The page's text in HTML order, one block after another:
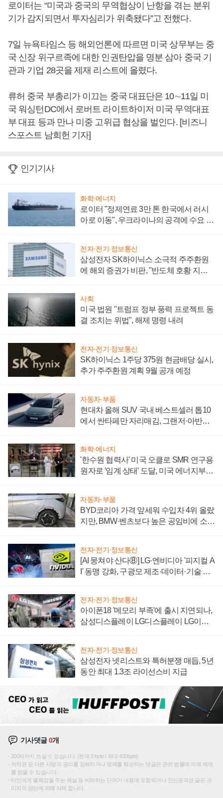
로이터는 “미국과 중국의 무역협상이 난항을 겪는 분위
기가 감지되면서 투자심리가 위축됐다”고 전했다.
7일 뉴욕타임스 등 해외언론에 따르면 미국 상무부는 중
국 신장 위구르족에 대한 인권탄압을 명분 삼아 중국 기
관과 기업 28곳을 제재 리스트에 올렸다.
류허 중국 부총리가 이끄는 중국 대표단은 10∼11일 미
국 워싱턴DC에서 로버트 라이트하이저 미국 무역대표
부 대표 등과 만나 미중 고위급 협상을 벌인다. [비즈니
스포스트 남희헌 기자]
인기기사
화학·에너지
로이터 "정제연료 3만 톤 한국에서 러시
아로 이동", 우크라이나의 공격에 수요 늘
전자·전기·정보통신
삼성전자 SK하이닉스 소극적 주주환원
에 해외 증권가 비판, "반도체 호황 지속
사회
미국 법원 "트럼프 정부 풍력 프로젝트 동
결 조치는 위법", 해제 명령 내려
전자·전기·정보통신
SK하이닉스 1주당 375원 현금배당 실시,
추가 주주환원 계획 9월 공개 예정
자동차·부품
현대차 올해 SUV 국내 베스트셀러 톱10
에서 싼타페만 자리매김, 그랜저·아반떼
화학·에너지
'한수원 협력사' 미국 오클로 SMR 연구용
원자로 '임계 상태' 도달, 미국 에너지부
자동차·부품
BYD코리아 가격 앞세워 수입차 4위 올랐
지만, BMW·벤츠보다 높은 공임비에 소비
전자·전기·정보통신
[AI 뭉쳐야 산다⑧] LG·엔비디아 '피지컬 A
I' 동맹 강화, 구광모 제조·데이터·기술 결
전자·전기·정보통신
아이폰18 '메모리 부족'에 출시 지연되나,
삼성디스플레이 LG디스플레이 LG이노
전자·전기·정보통신
삼성전자 넷리스트와 특허분쟁 매듭, 5년
동안 최대 1.3조 라이선스비 지급
기사댓글0개
200자까지 쓰실 수 있습니다. (현재 0 byte / 최대 400byte)
저작권 등 다른 사람의 권리를 침해하거나 명예를 훼손하는 댓글은 관련 법률에 의해 제재
를 받을 수 있습니다.
타인에게 불쾌감을 주는 욕설 등 비하하는 단어가 내용에 포함되거나 인신공격성 글은 관
리자의 판단에 의해 삭제 합니다.